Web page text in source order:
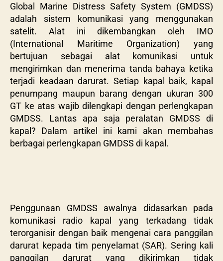
Global Marine Distress Safety System (GMDSS)
adalah sistem komunikasi yang menggunakan
satelit. Alat ini dikembangkan oleh IMO
(International Maritime Organization) yang
bertujuan sebagai alat komunikasi untuk
mengirimkan dan menerima tanda bahaya ketika
terjadi keadaan darurat. Setiap kapal baik, kapal
penumpang maupun barang dengan ukuran 300
GT ke atas wajib dilengkapi dengan perlengkapan
GMDSS. Lantas apa saja peralatan GMDSS di
kapal? Dalam artikel ini kami akan membahas
berbagai perlengkapan GMDSS di kapal.
Penggunaan GMDSS awalnya didasarkan pada
komunikasi radio kapal yang terkadang tidak
terorganisir dengan baik mengenai cara panggilan
darurat kepada tim penyelamat (SAR). Sering kali
panggilan darurat yang dikirimkan tidak